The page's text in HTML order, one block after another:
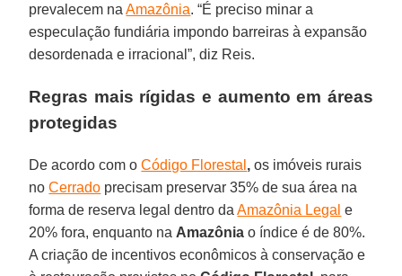
prevalecem naAmazônia. “É preciso minar a
especulação fundiária impondo barreiras à expansão
desordenada e irracional”, diz Reis.
Regras mais rígidas e aumento em áreas
protegidas
De acordo com oCódigo Florestal , os imóveis rurais
noCerrado precisam preservar 35% de sua área na
forma de reserva legal dentro daAmazônia Legal e
20% fora, enquanto na Amazônia o índice é de 80%.
A criação de incentivos econômicos à conservação e